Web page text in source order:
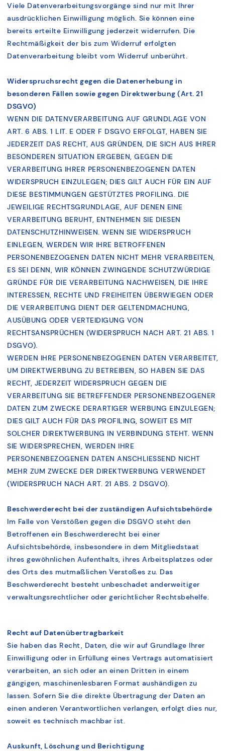
Viele Datenverarbeitungsvorgänge sind nur mit Ihrer
ausdrücklichen Einwilligung möglich. Sie können eine
bereits erteilte Einwilligung jederzeit widerrufen. Die
Rechtmäßigkeit der bis zum Widerruf erfolgten
Datenverarbeitung bleibt vom Widerruf unberührt.
Widerspruchsrecht gegen die Datenerhebung in
besonderen Fällen sowie gegen Direktwerbung (Art. 21
DSGVO)
WENN DIE DATENVERARBEITUNG AUF GRUNDLAGE VON
ART. 6 ABS. 1 LIT. E ODER F DSGVO ERFOLGT, HABEN SIE
JEDERZEIT DAS RECHT, AUS GRÜNDEN, DIE SICH AUS IHRER
BESONDEREN SITUATION ERGEBEN, GEGEN DIE
VERARBEITUNG IHRER PERSONENBEZOGENEN DATEN
WIDERSPRUCH EINZULEGEN; DIES GILT AUCH FÜR EIN AUF
DIESE BESTIMMUNGEN GESTÜTZTES PROFILING. DIE
JEWEILIGE RECHTSGRUNDLAGE, AUF DENEN EINE
VERARBEITUNG BERUHT, ENTNEHMEN SIE DIESEN
DATENSCHUTZHINWEISEN. WENN SIE WIDERSPRUCH
EINLEGEN, WERDEN WIR IHRE BETROFFENEN
PERSONENBEZOGENEN DATEN NICHT MEHR VERARBEITEN,
ES SEI DENN, WIR KÖNNEN ZWINGENDE SCHUTZWÜRDIGE
GRÜNDE FÜR DIE VERARBEITUNG NACHWEISEN, DIE IHRE
INTERESSEN, RECHTE UND FREIHEITEN ÜBERWIEGEN ODER
DIE VERARBEITUNG DIENT DER GELTENDMACHUNG,
AUSÜBUNG ODER VERTEIDIGUNG VON
RECHTSANSPRÜCHEN (WIDERSPRUCH NACH ART. 21 ABS. 1
DSGVO).
WERDEN IHRE PERSONENBEZOGENEN DATEN VERARBEITET,
UM DIREKTWERBUNG ZU BETREIBEN, SO HABEN SIE DAS
RECHT, JEDERZEIT WIDERSPRUCH GEGEN DIE
VERARBEITUNG SIE BETREFFENDER PERSONENBEZOGENER
DATEN ZUM ZWECKE DERARTIGER WERBUNG EINZULEGEN;
DIES GILT AUCH FÜR DAS PROFILING, SOWEIT ES MIT
SOLCHER DIREKTWERBUNG IN VERBINDUNG STEHT. WENN
SIE WIDERSPRECHEN, WERDEN IHRE
PERSONENBEZOGENEN DATEN ANSCHLIESSEND NICHT
MEHR ZUM ZWECKE DER DIREKTWERBUNG VERWENDET
(WIDERSPRUCH NACH ART. 21 ABS. 2 DSGVO).
Beschwerderecht bei der zuständigen Aufsichtsbehörde
Im Falle von Verstößen gegen die DSGVO steht den
Betroffenen ein Beschwerderecht bei einer
Aufsichtsbehörde, insbesondere in dem Mitgliedstaat
ihres gewöhnlichen Aufenthalts, ihres Arbeitsplatzes oder
des Orts des mutmaßlichen Verstoßes zu. Das
Beschwerderecht besteht unbeschadet anderweitiger
verwaltungsrechtlicher oder gerichtlicher Rechtsbehelfe.
Recht auf Datenübertragbarkeit
Sie haben das Recht, Daten, die wir auf Grundlage Ihrer
Einwilligung oder in Erfüllung eines Vertrags automatisiert
verarbeiten, an sich oder an einen Dritten in einem
gängigen, maschinenlesbaren Format aushändigen zu
lassen. Sofern Sie die direkte Übertragung der Daten an
einen anderen Verantwortlichen verlangen, erfolgt dies nur,
soweit es technisch machbar ist.
Auskunft, Löschung und Berichtigung